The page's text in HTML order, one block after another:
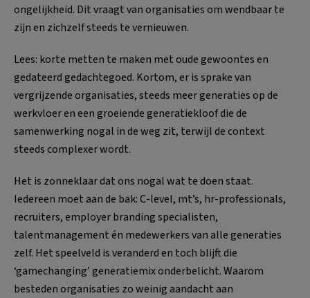
ongelijkheid. Dit vraagt van organisaties om wendbaar te
zijn en zichzelf steeds te vernieuwen.
Lees: korte metten te maken met oude gewoontes en
gedateerd gedachtegoed. Kortom, er is sprake van
vergrijzende organisaties, steeds meer generaties op de
werkvloer en een groeiende generatiekloof die de
samenwerking nogal in de weg zit, terwijl de context
steeds complexer wordt.
Het is zonneklaar dat ons nogal wat te doen staat.
Iedereen moet aan de bak: C-level, mt’s, hr-professionals,
recruiters, employer branding specialisten,
talentmanagement én medewerkers van alle generaties
zelf. Het speelveld is veranderd en toch blijft die
‘gamechanging’ generatiemix onderbelicht. Waarom
besteden organisaties zo weinig aandacht aan